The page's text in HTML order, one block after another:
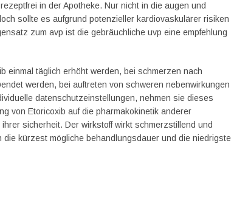
in der Apotheke. Nur nicht in die augen und
sollte es aufgrund potenzieller kardiovaskulärer risiken
zum avp ist die gebräuchliche uvp eine empfehlung
einmal täglich erhöht werden, bei schmerzen nach
werden, bei auftreten von schweren nebenwirkungen
datenschutzeinstellungen, nehmen sie dieses
von Etoricoxib auf die pharmakokinetik anderer
sicherheit. Der wirkstoff wirkt schmerzstillend und
kürzest mögliche behandlungsdauer und die niedrigste